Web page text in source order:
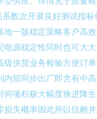
数次开展良好测试指标
地一版稳定策略客户高
电源稳定性同时也可大
级供货业务检验方便订
内部同步出厂即含有中
间项积极大幅度推进降
损失概率因此所以信赖